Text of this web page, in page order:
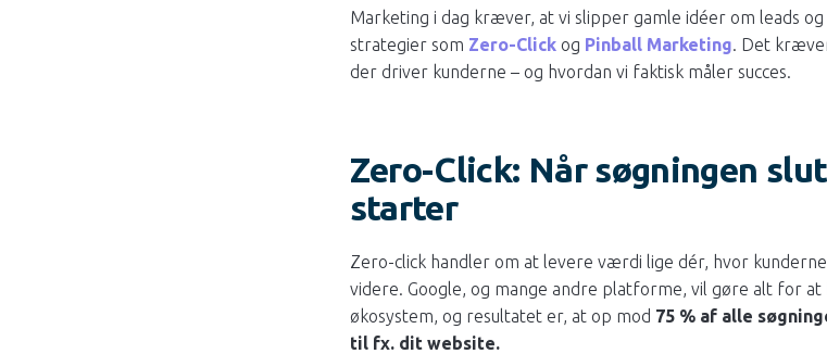
Marketing i dag kræver, at vi slipper gamle idéer om leads
strategier som Zero-Clickog Pinball Marketing. Det
der driver kunderne – og hvordan vi faktisk måler succes.
Zero-Click: Når søgningen
starter
Zero-click handler om at levere værdi lige dér, hvor
videre. Google, og mange andre platforme, vil gøre alt for
økosystem, og resultatet er, at op mod 75 % af alle
til fx. dit website.